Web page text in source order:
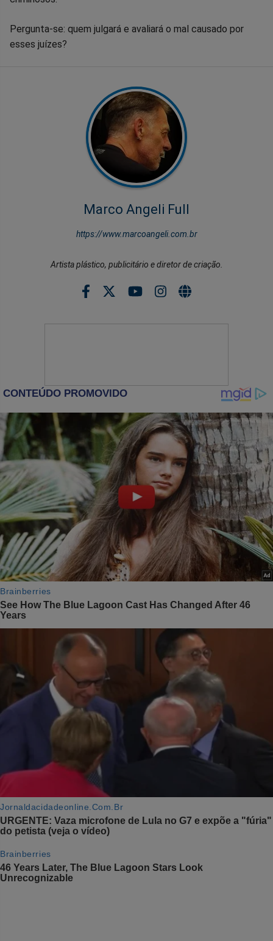
Pergunta-se: quem julgará e avaliará o mal causado por
esses juízes?
Marco Angeli Full
https://www.marcoangeli.com.br
Artista plástico, publicitário e diretor de criação.